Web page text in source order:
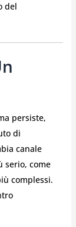
del
persiste,
di
canale
serio, come
complessi.